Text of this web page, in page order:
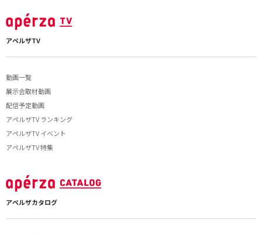
アペルザTV
動画一覧
展示会取材動画
配信予定動画
アペルザTV ランキング
アペルザTV イベント
アペルザTV 特集
アペルザカタログ